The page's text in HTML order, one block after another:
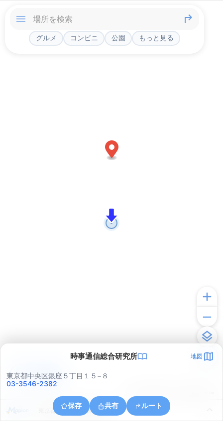
グルメ コンビニ 公園 もっと見る
時事通信総合研究所 地図
東京都中央区銀座５丁目１５−８
03-3546-2382
保存 共有 ルート
東京都中央区浜離宮庭園１
アプリで見る